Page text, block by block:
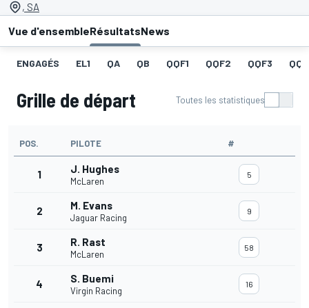
, SA
Vue d'ensembleRésultatsNews
ENGAGÉS EL1 QA QB QQF1 QQF2 QQF3
Grille de départ Toutes les statistiques
POS. PILOTE #
1 J. Hughes
McLaren
5
2 M. Evans
Jaguar Racing
9
3 R. Rast
McLaren
58
4 S. Buemi
Virgin Racing
16